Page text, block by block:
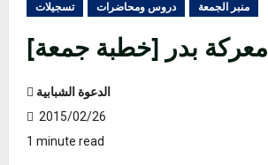
تسجيلات دروس ومحاضرات منبر الجمعة
[خطبة جمعة] معركة بدر
الدعوة الشبابية
2015/02/26
1 minute read